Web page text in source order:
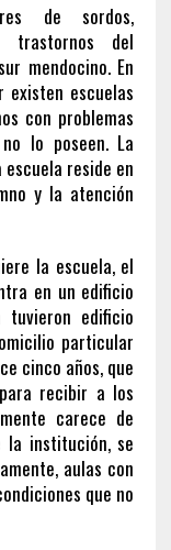
de sordos,
trastornos del
mendocino. En
existen escuelas
con problemas
lo poseen. La
reside en
y la atención
la escuela, el
en un edificio
tuvieron edificio
particular
cinco años, que
recibir a los
carece de
la institución, se
aulas con
que no